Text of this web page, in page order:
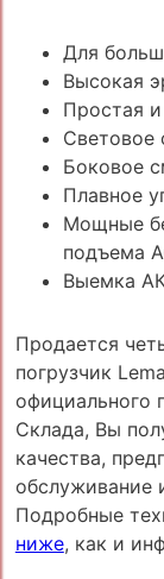
Для
Высокая
Простая
Световое
Боковое
Плавное
Мощные
подъема
Выемка
Продается
погрузчик
официального
Склада, Вы
качества,
обслуживание
Подробные
ниже, как и